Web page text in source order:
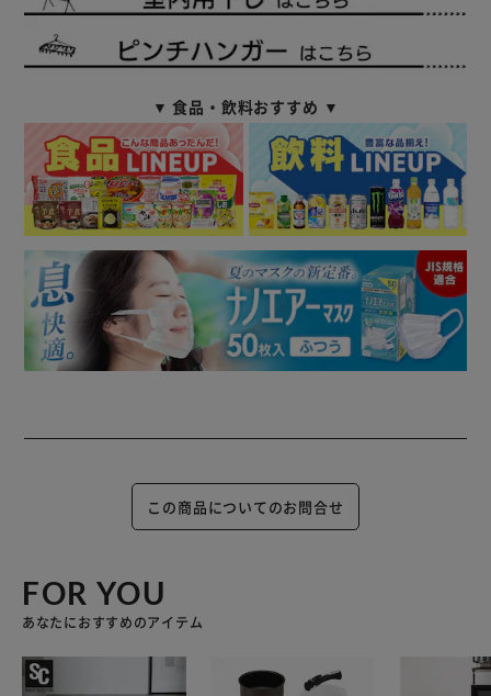
▼ 食品・飲料おすすめ ▼
この商品についてのお問合せ
FOR YOU
あなたにおすすめのアイテム